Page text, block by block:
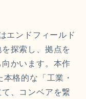
エンドフィールド
探索し、拠点を
かいます。本作
格的な「工業・
、コンベアを繋